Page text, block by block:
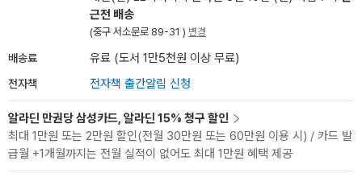
근전 배송
(중구 서소문로 89-31 ) 변경
배송료 유료 (도서 1만5천원 이상 무료)
전자책 전자책 출간알림 신청
알라딘 만권당 삼성카드, 알라딘 15% 청구 할인
최대 1만원 또는 2만원 할인(전월 30만원 또는 60만원 이용 시) / 카드 발
급월 +1개월까지는 전월 실적이 없어도 최대 1만원 혜택 제공